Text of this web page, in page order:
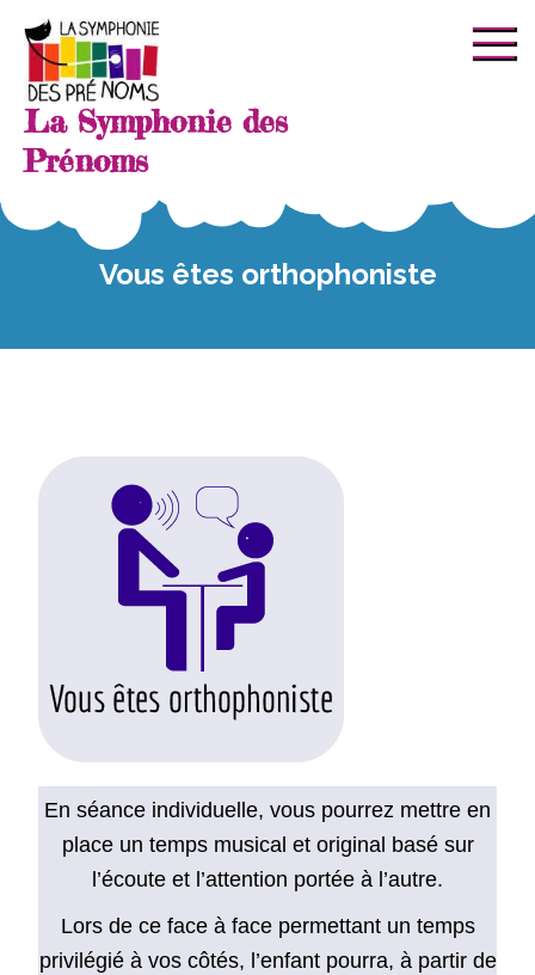
La Symphonie des
Prénoms
Vous êtes orthophoniste
En séance individuelle, vous pourrez mettre en
place un temps musical et original basé sur
l’écoute et l’attention portée à l’autre.
Lors de ce face à face permettant un temps
privilégié à vos côtés, l’enfant pourra, à partir de